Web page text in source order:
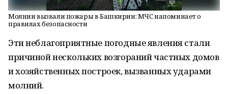
Молнии вызвали пожары в Башкирии: МЧС напоминает о
правилах безопасности
Эти неблагоприятные погодные явления стали
причиной нескольких возгораний частных домов
и хозяйственных построек, вызванных ударами
молний.